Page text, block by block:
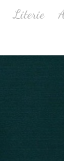
Literie